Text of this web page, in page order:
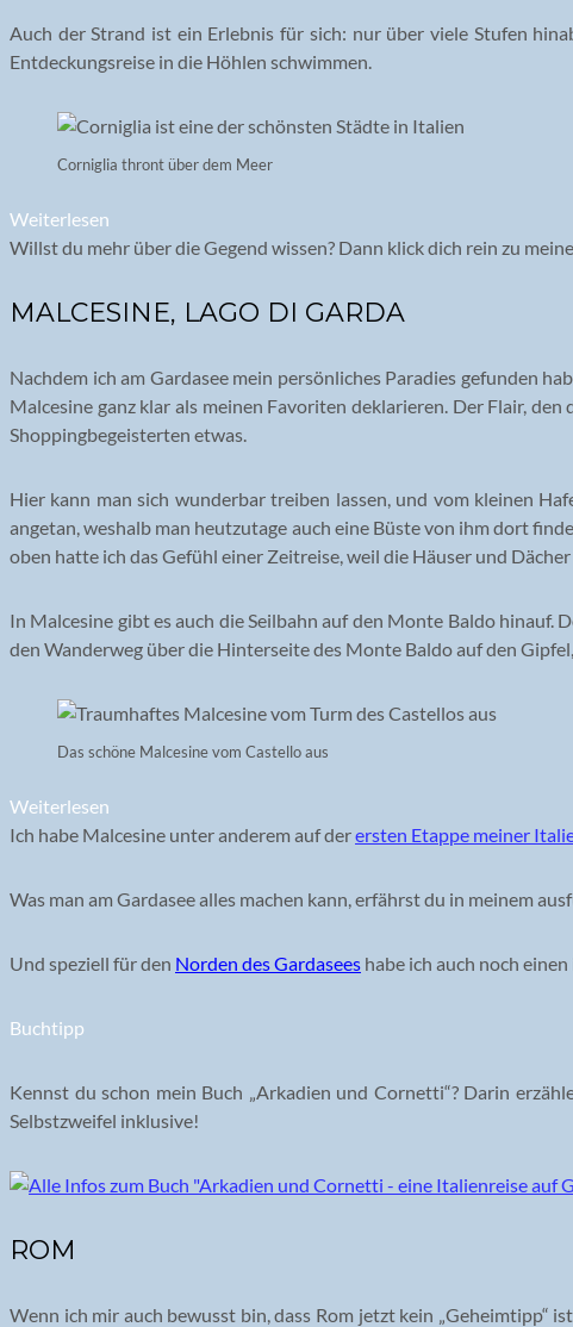
Auch der Strand ist ein Erlebnis für sich: nur über viele Stufen
Entdeckungsreise in die Höhlen schwimmen.
Corniglia thront über dem Meer
Weiterlesen
Willst du mehr über die Gegend wissen? Dann klick dich rein zu
MALCESINE, LAGO DI GARDA
Nachdem ich am Gardasee mein persönliches Paradies gefunden
Malcesine ganz klar als meinen Favoriten deklarieren. Der Flair,
Shoppingbegeisterten etwas.
Hier kann man sich wunderbar treiben lassen, und vom kleinen
angetan, weshalb man heutzutage auch eine Büste von ihm dort
oben hatte ich das Gefühl einer Zeitreise, weil die Häuser und
In Malcesine gibt es auch die Seilbahn auf den Monte Baldo
den Wanderweg über die Hinterseite des Monte Baldo auf den
Das schöne Malcesine vom Castello aus
Weiterlesen
Ich habe Malcesine unter anderem auf derersten Etappe meiner
Was man am Gardasee alles machen kann, erfährst du in meinem
Und speziell für den Norden des Gardasees habe ich auch noch
Buchtipp
Kennst du schon mein Buch „Arkadien und Cornetti“? Darin
Selbstzweifel inklusive!
ROM
Wenn ich mir auch bewusst bin, dass Rom jetzt kein „Geheimtipp“